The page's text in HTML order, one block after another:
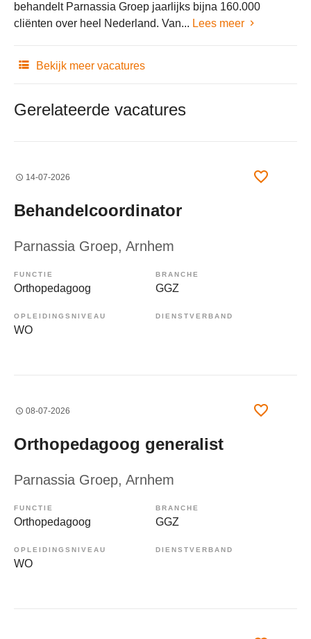
behandelt Parnassia Groep jaarlijks bijna 160.000
cliënten over heel Nederland. Van... Lees meer
Bekijk meer vacatures
Gerelateerde vacatures
14-07-2026
Behandelcoordinator
Parnassia Groep, Arnhem
FUNCTIE
Orthopedagoog
BRANCHE
GGZ
OPLEIDINGSNIVEAU
WO
DIENSTVERBAND
08-07-2026
Orthopedagoog generalist
Parnassia Groep, Arnhem
FUNCTIE
Orthopedagoog
BRANCHE
GGZ
OPLEIDINGSNIVEAU
WO
DIENSTVERBAND